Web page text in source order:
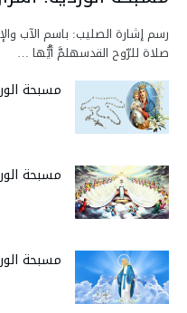
رسم إشارة الصليب: باسم الآب
صلاة للرّوح القدسهلمَّ أيُّها …
مسبحة
مسبحة
مسبحة